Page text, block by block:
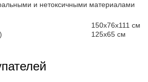
и нетоксичными материалами
150x76x111 см
125х65 см